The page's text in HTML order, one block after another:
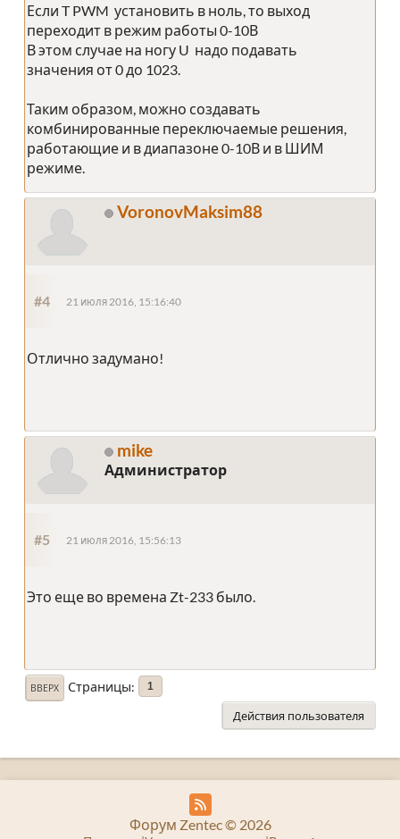
Если T PWM установить в ноль, то выход
переходит в режим работы 0-10В
В этом случае на ногу U надо подавать
значения от 0 до 1023.
Таким образом, можно создавать
комбинированные переключаемые решения,
работающие и в диапазоне 0-10В и в ШИМ
режиме.
VoronovMaksim88
#4 21 июля 2016, 15:16:40
Отлично задумано!
mike
Администратор
#5 21 июля 2016, 15:56:13
Это еще во времена Zt-233 было.
ВВЕРХ Страницы 1
Действия пользователя
Форум Zentec © 2026